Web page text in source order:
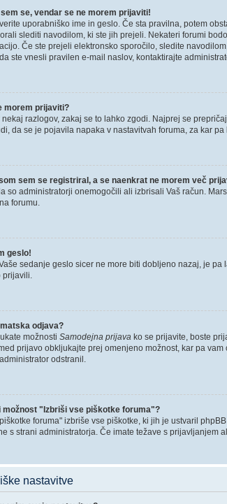
se, vendar se ne morem prijaviti!
uporabniško ime in geslo. Če sta pravilna, potem
slediti navodilom, ki ste jih prejeli. Nekateri forumi
Če ste prejeli elektronsko sporočilo, sledite
ste vnesli pravilen e-mail naslov, kontaktirajte
morem prijaviti?
nekaj razlogov, zakaj se to lahko zgodi. Najprej se
da se je pojavila napaka v nastavitvah foruma, za kar
sem se registriral, a se naenkrat ne morem več
so administratorji onemogočili ali izbrisali Vaš račun.
forumu.
geslo!
sedanje geslo sicer ne more biti dobljeno nazaj, je
odjava?
možnosti Samodejna prijava ko se prijavite, boste
prijavo obkljukajte prej omenjeno možnost, kar pa
odstranil.
možnost "Izbriši vse piškotke foruma"?
foruma" izbriše vse piškotke, ki jih je ustvaril
s strani administratorja. Če imate težave s prijavljanjem
nastavitve